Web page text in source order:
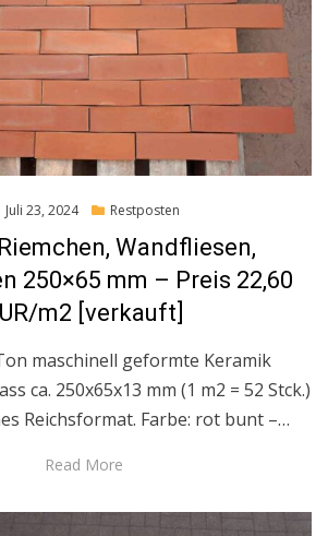
Juli 23, 2024 Restposten
Wandfliesen,
250×65 mm – Preis 22,60
m2 [verkauft]
maschinell geformte Keramik
ca. 250x65x13 mm (1 m2 = 52 Stck.)
Reichsformat. Farbe: rot bunt –…
Read More